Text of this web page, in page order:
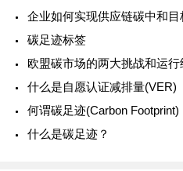
企业如何实现供应链碳中和目
碳足迹标签
欧盟碳市场的两大挑战和运行
什么是自愿认证减排量(VER)
何谓碳足迹(Carbon Footprint)
什么是碳足迹？